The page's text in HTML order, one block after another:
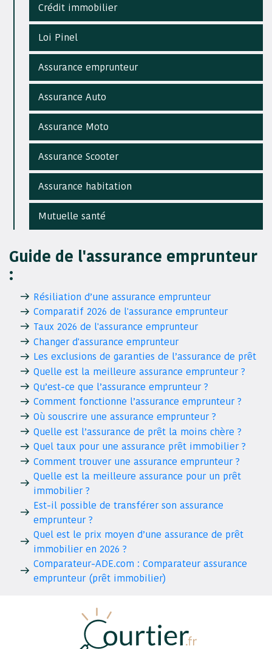
Crédit immobilier
Loi Pinel
Assurance emprunteur
Assurance Auto
Assurance Moto
Assurance Scooter
Assurance habitation
Mutuelle santé
Guide de l'assurance emprunteur
:
Résiliation d’une assurance emprunteur
Comparatif 2026 de l'assurance emprunteur
Taux 2026 de l'assurance emprunteur
Changer d'assurance emprunteur
Les exclusions de garanties de l’assurance de prêt
Quelle est la meilleure assurance emprunteur ?
Qu’est-ce que l’assurance emprunteur ?
Comment fonctionne l’assurance emprunteur ?
Où souscrire une assurance emprunteur ?
Quelle est l’assurance de prêt la moins chère ?
Quel taux pour une assurance prêt immobilier ?
Comment trouver une assurance emprunteur ?
Quelle est la meilleure assurance pour un prêt
immobilier ?
Est-il possible de transférer son assurance
emprunteur ?
Quel est le prix moyen d’une assurance de prêt
immobilier en 2026 ?
Comparateur-ADE.com : Comparateur assurance
emprunteur (prêt immobilier)